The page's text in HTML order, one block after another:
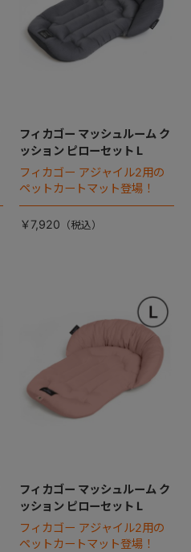
フィカゴー マッシュルーム ク
ッション ピローセット L
フィカゴー アジャイル2用の
ペットカートマット登場！
￥7,920
フィカゴー マッシュルーム ク
ッション ピローセット L
フィカゴー アジャイル2用の
ペットカートマット登場！